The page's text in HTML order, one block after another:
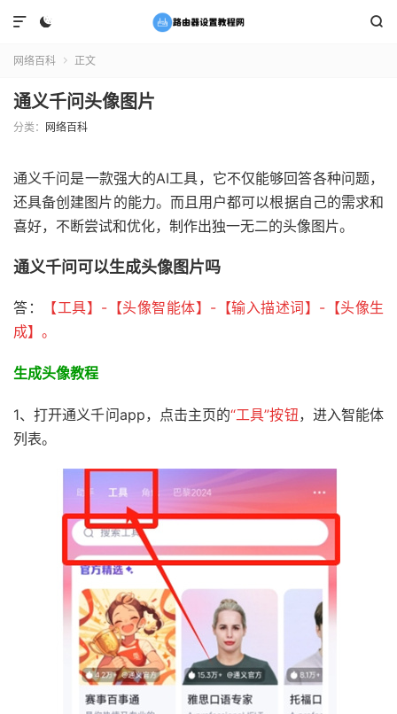
 

网络百科  正文
通义千问头像图片
分类： 网络百科
通义千问是一款强大的AI工具，它不仅能够回答各种问题，
还具备创建图片的能力。而且用户都可以根据自己的需求和
喜好，不断尝试和优化，制作出独一无二的头像图片。
通义千问可以生成头像图片吗
答： 【工具】-【头像智能体】-【输入描述词】-【头像生
成】。
生成头像教程
1、打开通义千问app，点击主页的“工具”按钮，进入智能体
列表。